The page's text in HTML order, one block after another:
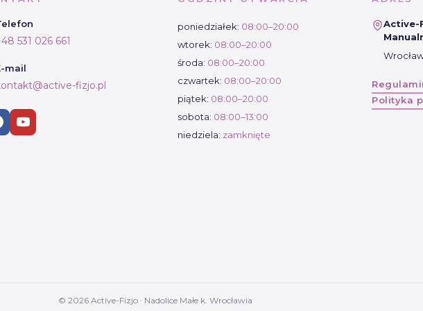
531 026 661
mail
fizjo.pl
poniedziałek: 08:00–20:00
wtorek: 08:00–20:00
środa: 08:00–20:00
czwartek: 08:00–20:00
piątek: 08:00–20:00
sobota: 08:00–13:00
niedziela: zamknięte
Active-
Polityka
© 2026 Active-Fizjo · Nadolice Małe k. Wrocławia